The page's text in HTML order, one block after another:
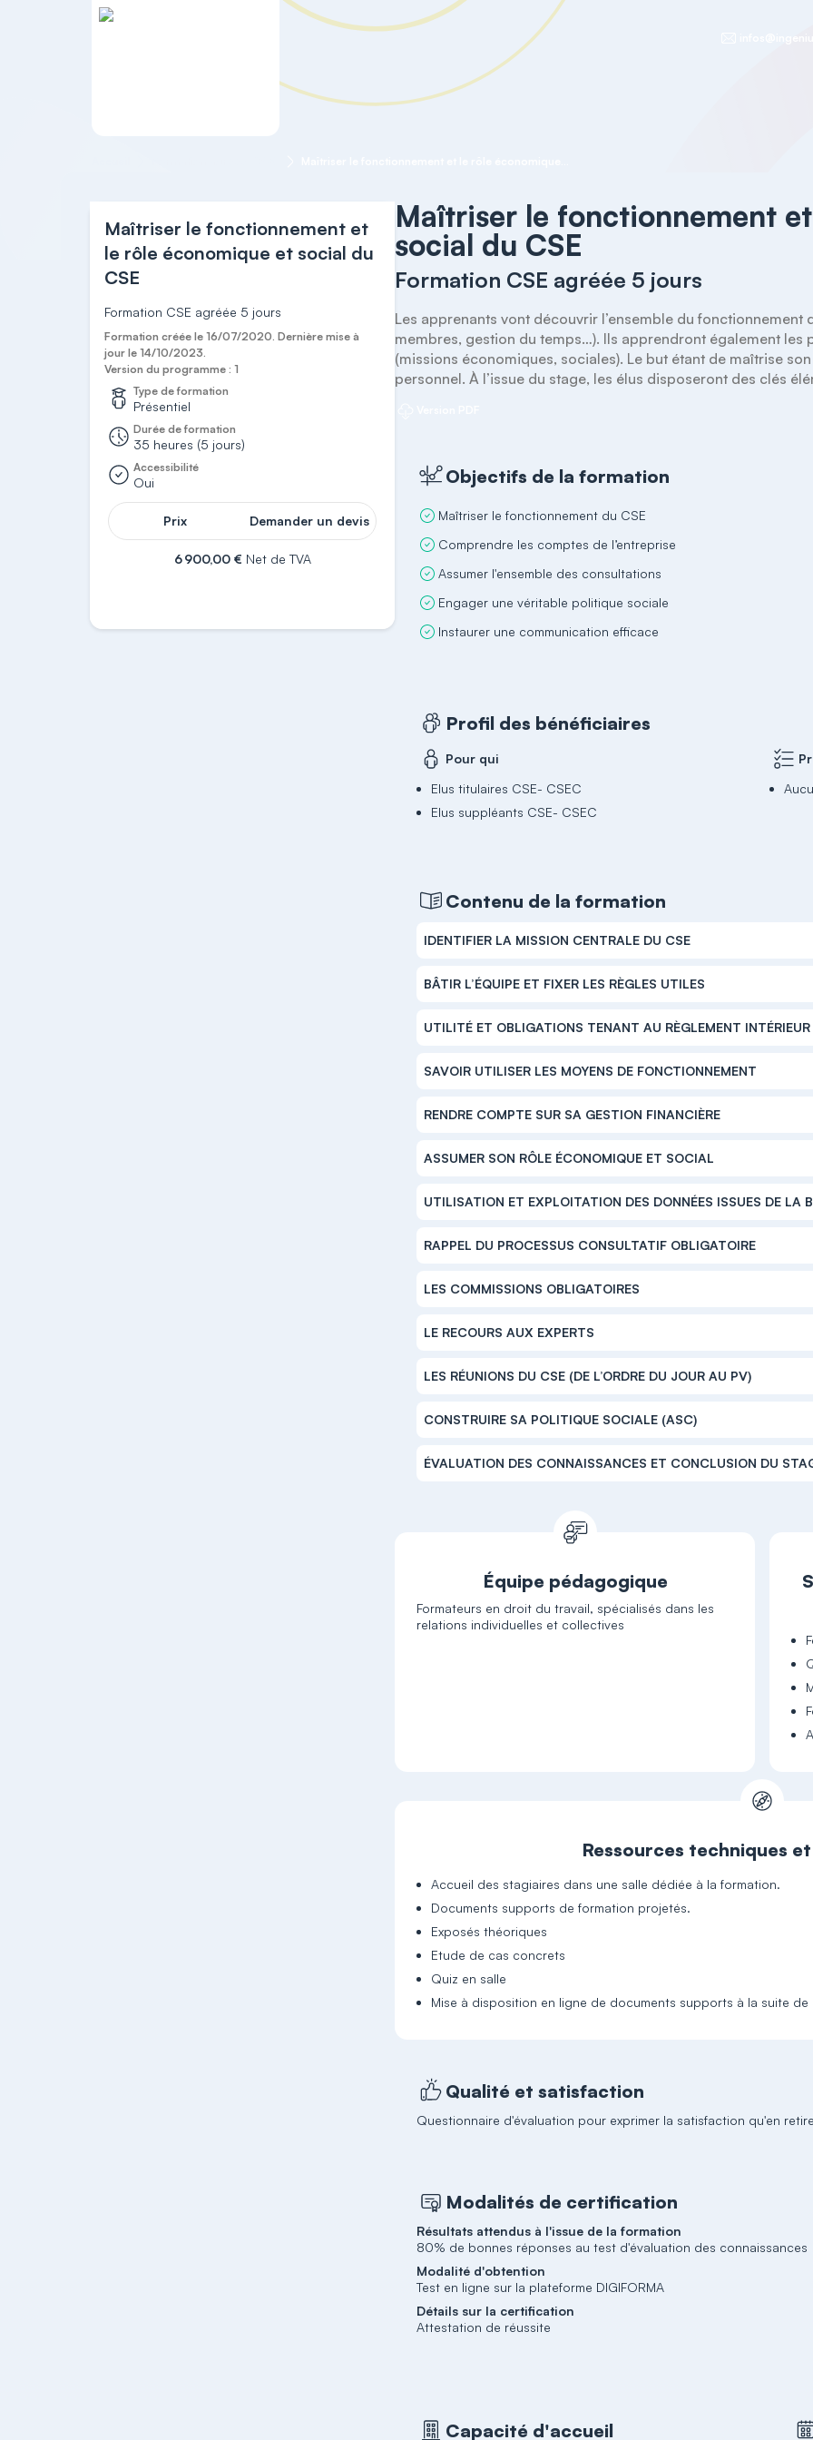
Maîtriser le fonctionnement et
le rôle économique et social du
CSE
Formation CSE agréée 5 jours
Formation créée le 16/07/2020. Dernière mise à
jour le 14/10/2023.
Version du programme : 1
Type de formation
Présentiel
Durée de formation
35 heures (5 jours)
Accessibilité
Oui
Prix Demander un devis
6 900,00 € Net de TVA
Maîtriser le fonctionnement
social du CSE
Formation CSE agréée 5 jours
Les apprenants vont découvrir l’ensemble du fonctionnement
membres, gestion du temps…). Ils apprendront également les
(missions économiques, sociales). Le but étant de maîtrise
personnel. À l’issue du stage, les élus disposeront des clés
Objectifs de la formation
Maîtriser le fonctionnement du CSE
Comprendre les comptes de l’entreprise
Assumer l'ensemble des consultations
Engager une véritable politique sociale
Instaurer une communication efficace
Profil des bénéficiaires
Pour qui
Elus titulaires CSE- CSEC
Elus suppléants CSE- CSEC
Contenu de la formation
IDENTIFIER LA MISSION CENTRALE DU CSE
BÂTIR L’ÉQUIPE ET FIXER LES RÈGLES UTILES
UTILITÉ ET OBLIGATIONS TENANT AU RÈGLEMENT INTÉRIEUR
SAVOIR UTILISER LES MOYENS DE FONCTIONNEMENT
RENDRE COMPTE SUR SA GESTION FINANCIÈRE
ASSUMER SON RÔLE ÉCONOMIQUE ET SOCIAL
UTILISATION ET EXPLOITATION DES DONNÉES ISSUES DE LA
RAPPEL DU PROCESSUS CONSULTATIF OBLIGATOIRE
LES COMMISSIONS OBLIGATOIRES
LE RECOURS AUX EXPERTS
LES RÉUNIONS DU CSE (DE L’ORDRE DU JOUR AU PV)
CONSTRUIRE SA POLITIQUE SOCIALE (ASC)
ÉVALUATION DES CONNAISSANCES ET CONCLUSION DU
Équipe pédagogique
Formateurs en droit du travail, spécialisés dans les
relations individuelles et collectives
Ressources techniques
Accueil des stagiaires dans une salle dédiée à la formation.
Documents supports de formation projetés.
Exposés théoriques
Etude de cas concrets
Quiz en salle
Mise à disposition en ligne de documents supports à la suite de
Qualité et satisfaction
Questionnaire d'évaluation pour exprimer la satisfaction qu'en
Modalités de certification
Résultats attendus à l'issue de la formation
80% de bonnes réponses au test d'évaluation des connaissances
Modalité d'obtention
Test en ligne sur la plateforme DIGIFORMA
Détails sur la certification
Attestation de réussite
Capacité d'accueil